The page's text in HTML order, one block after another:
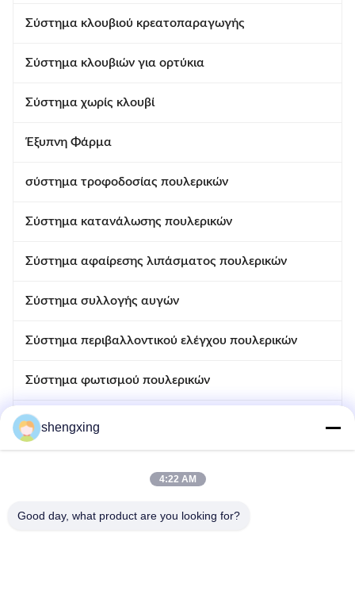
Σύστημα κλουβιού κρεατοπαραγωγής
Σύστημα κλουβιών για ορτύκια
Σύστημα χωρίς κλουβί
Έξυπνη Φάρμα
σύστημα τροφοδοσίας πουλερικών
Σύστημα κατανάλωσης πουλερικών
Σύστημα αφαίρεσης λιπάσματος πουλερικών
Σύστημα συλλογής αυγών
Σύστημα περιβαλλοντικού ελέγχου πουλερικών
Σύστημα φωτισμού πουλερικών
Σύστημα ελέγχου πουλερικών
shengxing
4:22 AM
Good day, what product are you looking for?